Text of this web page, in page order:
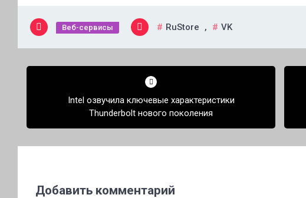
Веб-сервисы RuStore , VK
Навигация
записямIntel озвучила ключевые характеристики
Thunderbolt нового поколения
Добавить комментарий